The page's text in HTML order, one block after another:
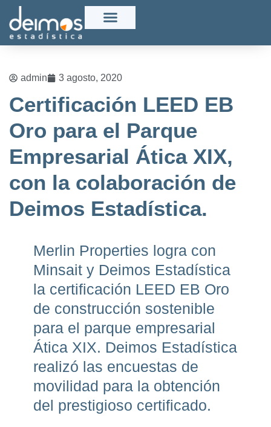
admin 3 agosto, 2020
Certificación LEED EB
Oro para el Parque
Empresarial Ática XIX,
con la colaboración de
Deimos Estadística.
Merlin Properties logra con
Minsait y Deimos Estadística
la certificación LEED EB Oro
de construcción sostenible
para el parque empresarial
Ática XIX. Deimos Estadística
realizó las encuestas de
movilidad para la obtención
del prestigioso certificado.